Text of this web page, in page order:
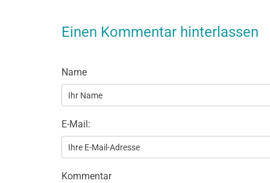
Einen Kommentar hinterlassen
Name
E-Mail:
Kommentar